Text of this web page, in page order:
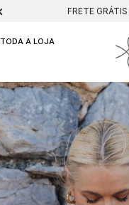
FRETE
TODA A LOJA